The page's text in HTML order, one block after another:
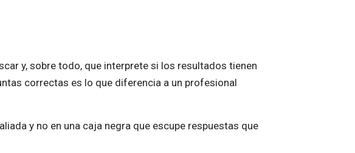
y, sobre todo, que interprete si los resultados tienen
correctas es lo que diferencia a un profesional
y no en una caja negra que escupe respuestas que